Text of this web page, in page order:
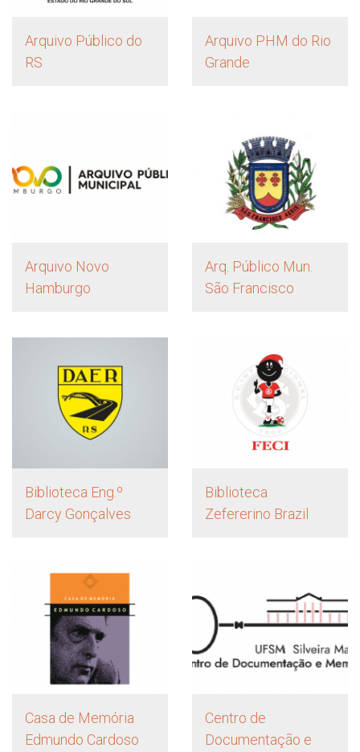
Arquivo Público do
RS
Arquivo PHM do Rio
Grande
Arquivo Novo
Hamburgo
Arq. Público Mun.
São Francisco
Biblioteca Eng.º
Darcy Gonçalves
Biblioteca
Zefererino Brazil
Casa de Memória
Edmundo Cardoso
Centro de
Documentação e